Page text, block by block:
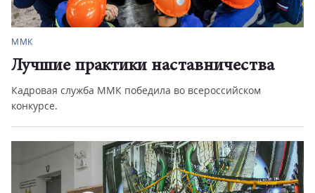
ММК
Лучшие практики наставничества
Кадровая служба ММК победила во всероссийском
конкурсе.